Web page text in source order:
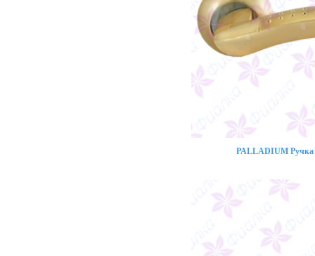
PALLADIUM Ручка